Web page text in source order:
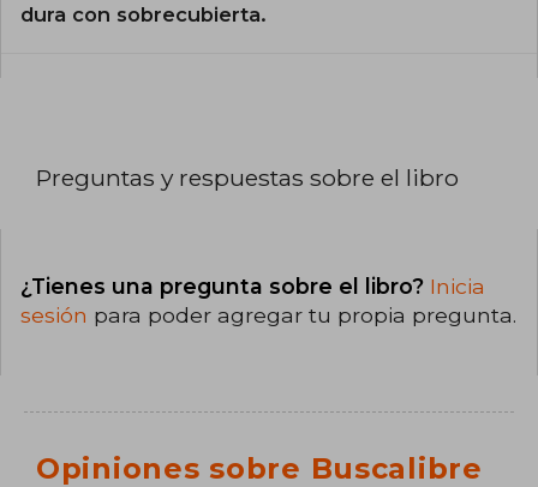
dura con sobrecubierta.
Preguntas y respuestas sobre el libro
¿Tienes una pregunta sobre el libro? Inicia
sesión para poder agregar tu propia pregunta.
Opiniones sobre Buscalibre